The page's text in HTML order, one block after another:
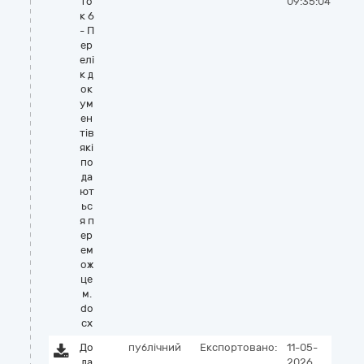
к 6
- П
ер
елі
к д
ок
ум
ен
тів
які
по
да
ют
ьс
я п
ер
ем
ож
це
м.
do
cx
До
публічний Експортовано:
11-05-